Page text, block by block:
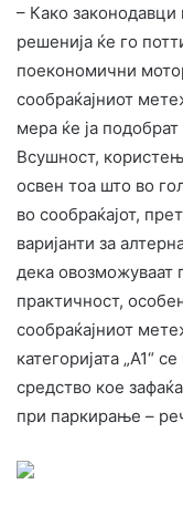
– Како
решенија ќе го
поекономични
сообраќајниот
мера ќе ја
Всушност,
освен тоа што во
во сообраќајот,
варијанти за
дека овозможуваат
практичност,
сообраќајниот
категоријата „А1“
средство кое
при паркирање –